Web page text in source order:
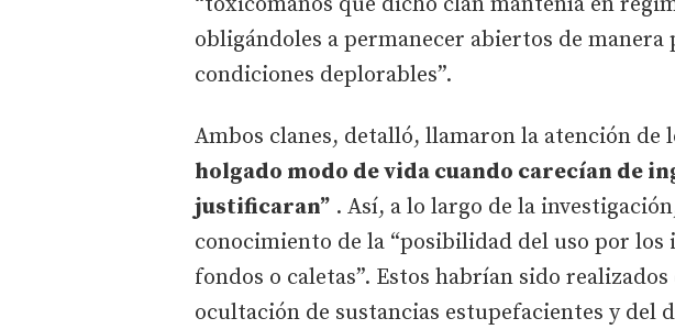
obligándoles a permanecer abiertos de manera
condiciones deplorables”.
Ambos clanes, detalló, llamaron la atención de
holgado modo de vida cuando carecían de
justificaran” . Así, a lo largo de la
conocimiento de la “posibilidad del uso por los
fondos o caletas”. Estos habrían sido
ocultación de sustancias estupefacientes y del